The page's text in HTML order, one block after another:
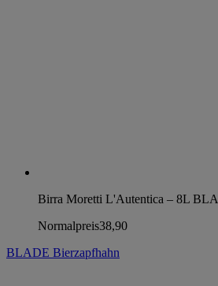
Birra Moretti L'Autentica – 8L
Normalpreis38,90
BLADE Bierzapfhahn